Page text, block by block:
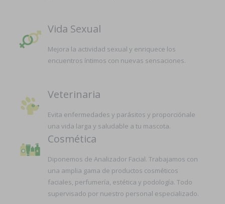
Vida Sexual
Mejora la actividad sexual y enriquece los
encuentros íntimos con nuevas sensaciones.
Veterinaria
Evita enfermedades y parásitos y proporciónale
una vida larga y saludable a tu mascota.
Cosmética
Diponemos de Analizador Facial. Trabajamos con
una amplia gama de productos cosméticos
faciales, perfumería, estética y podología. Todo
supervisado por nuestro personal especializado.